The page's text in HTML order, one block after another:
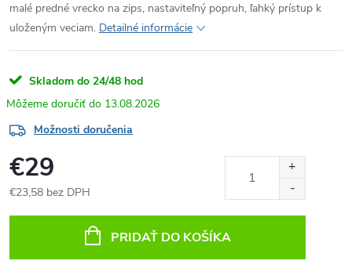
malé predné vrecko na zips, nastaviteľný popruh, ľahký prístup k
uloženým veciam. Detailné informácie
Skladom do 24/48 hod
13.08.2026
Možnosti doručenia
€29
€23,58 bez DPH
PRIDAŤ DO KOŠÍKA